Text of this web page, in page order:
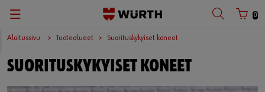
0
Aloitussivu Tuotealueet Suorituskykyiset koneet
SUORITUSKYKYISET KONEET